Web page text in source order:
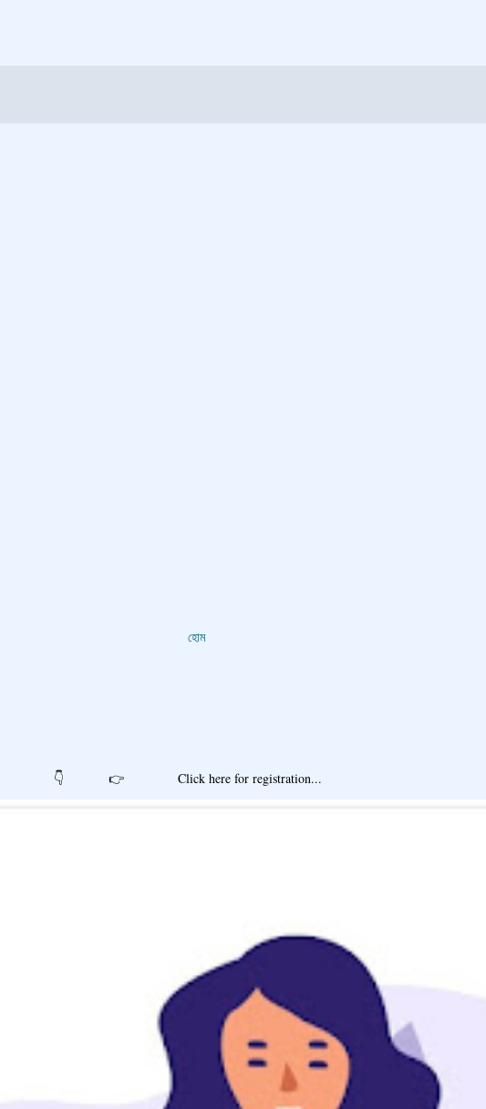
হোম
for registration...